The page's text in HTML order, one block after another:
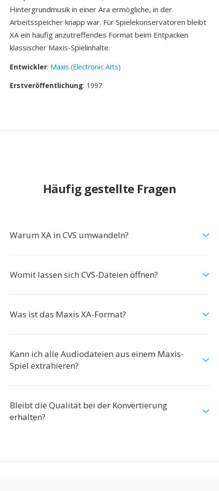
Hintergrundmusik in einer Ära ermögliche, in der
Arbeitsspeicher knapp war. Für Spielekonservatoren bleibt
XA ein häufig anzutreffendes Format beim Entpacken
klassischer Maxis-Spielinhalte.
Entwickler: Maxis (Electronic Arts)
Erstveröffentlichung: 1997
Häufig gestellte Fragen
Warum XA in CVS umwandeln?
Womit lassen sich CVS-Dateien öffnen?
Was ist das Maxis XA-Format?
Kann ich alle Audiodateien aus einem Maxis-
Spiel extrahieren?
Bleibt die Qualität bei der Konvertierung
erhalten?